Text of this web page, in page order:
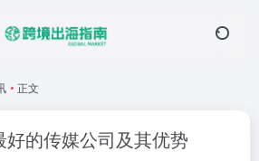
• 正文
的传媒公司及其优势